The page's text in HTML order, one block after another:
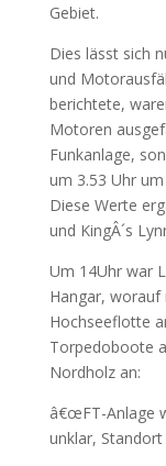
Gebiet.
Dies lässt sich
und
berichtete,
Motoren
Funkanlage,
um 3.53 Uhr
Diese Werte
und KingÂ´s
Um 14Uhr war
Hangar,
Hochseeflotte
Torpedoboote
Nordholz an:
â€œFT-Anlage
unklar,